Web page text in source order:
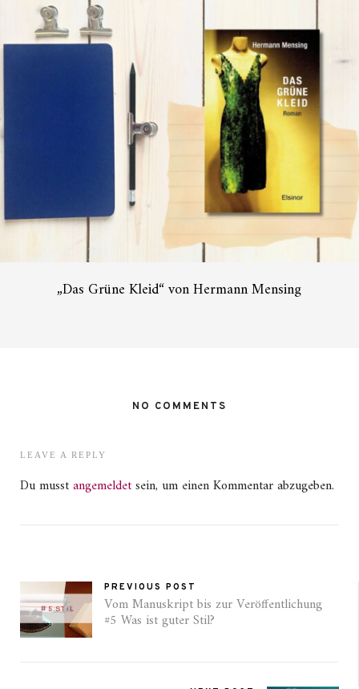
„Das Grüne Kleid“ von Hermann Mensing
NO COMMENTS
LEAVE A REPLY
Du musstangemeldetsein, um einen Kommentar abzugeben.
PREVIOUS POST
Vom Manuskript bis zur Veröffentlichung
#5 Was ist guter Stil?